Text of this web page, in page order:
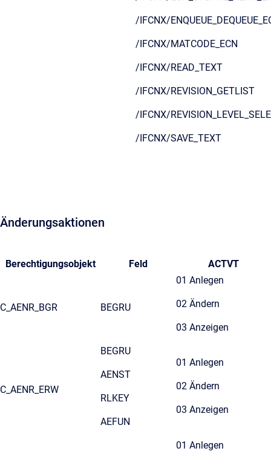
/IFCNX/
/IFCNX/MATCODE_ECN
/IFCNX/READ_TEXT
/IFCNX/REVISION_GETLIST
/IFCNX/
/IFCNX/SAVE_TEXT
Änderungsaktionen
Berechtigungsobjekt Feld ACTVT
C_AENR_BGR BEGRU
01 Anlegen
02 Ändern
03 Anzeigen
C_AENR_ERW
BEGRU
AENST
RLKEY
AEFUN
01 Anlegen
02 Ändern
03 Anzeigen
01 Anlegen